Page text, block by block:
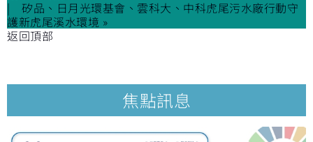
矽品、日月光環基會、雲科大、中科虎尾污水廠行動守
護新虎尾溪水環境 »
返回頂部
焦點訊息